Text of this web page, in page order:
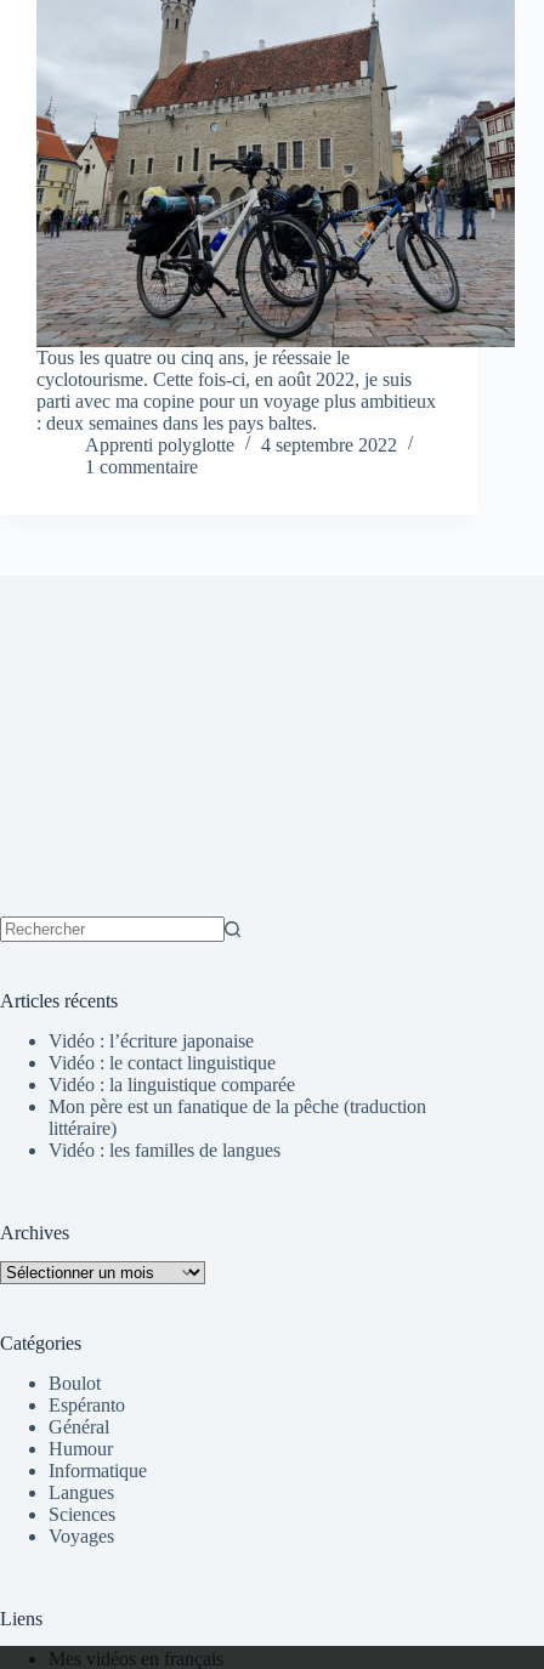
Tous les quatre ou cinq ans, je réessaie le
cyclotourisme. Cette fois-ci, en août 2022, je suis
parti avec ma copine pour un voyage plus ambitieux
: deux semaines dans les pays baltes.
Apprenti polyglotte
4 septembre 2022
1 commentaire
Articles récents
Vidéo : l’écriture japonaise
Vidéo : le contact linguistique
Vidéo : la linguistique comparée
Mon père est un fanatique de la pêche (traduction
littéraire)
Vidéo : les familles de langues
Archives
Archives
Catégories
Boulot
Espéranto
Général
Humour
Informatique
Langues
Sciences
Voyages
Liens
Mes vidéos en français